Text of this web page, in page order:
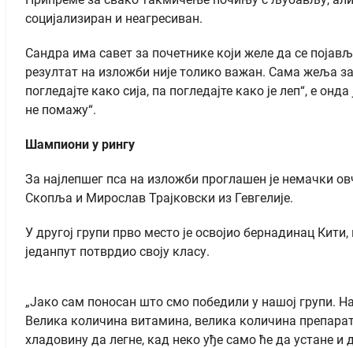
социјализиран и неагресиван.
Сандра има савет за почетнике који желе да се
резултат на изложби није толико важан. Сама жеља
погледајте како сија, па погледајте како је леп“, е
не помажу“.
Шампиони у рингу
За најлепшег пса на изложби проглашен је немачки
Скопља и Мирослав Трајковски из Гевгелије.
У другој групи прво место је освојио бернадинац
једанпут потврдио своју класу.
„Јако сам поносан што смо победили у нашој групи.
Велика количина витамина, велика количина
хладовину да легне, кад неко уђе само ће да устане и